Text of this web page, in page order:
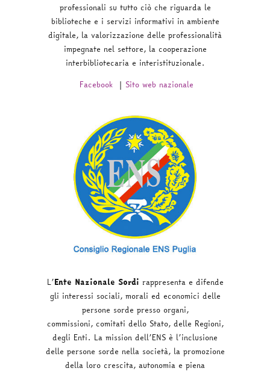
professionali su tutto ciò che riguarda le
biblioteche e i servizi informativi in ambiente
digitale, la valorizzazione delle professionalità
impegnate nel settore, la cooperazione
interbibliotecaria e interistituzionale.
Facebook | Sito web nazionale
L’Ente Nazionale Sordi rappresenta e difende
gli interessi sociali, morali ed economici delle
persone sorde presso organi,
commissioni, comitati dello Stato, delle Regioni,
degli Enti. La mission dell’ENS è l’inclusione
delle persone sorde nella società, la promozione
della loro crescita, autonomia e piena